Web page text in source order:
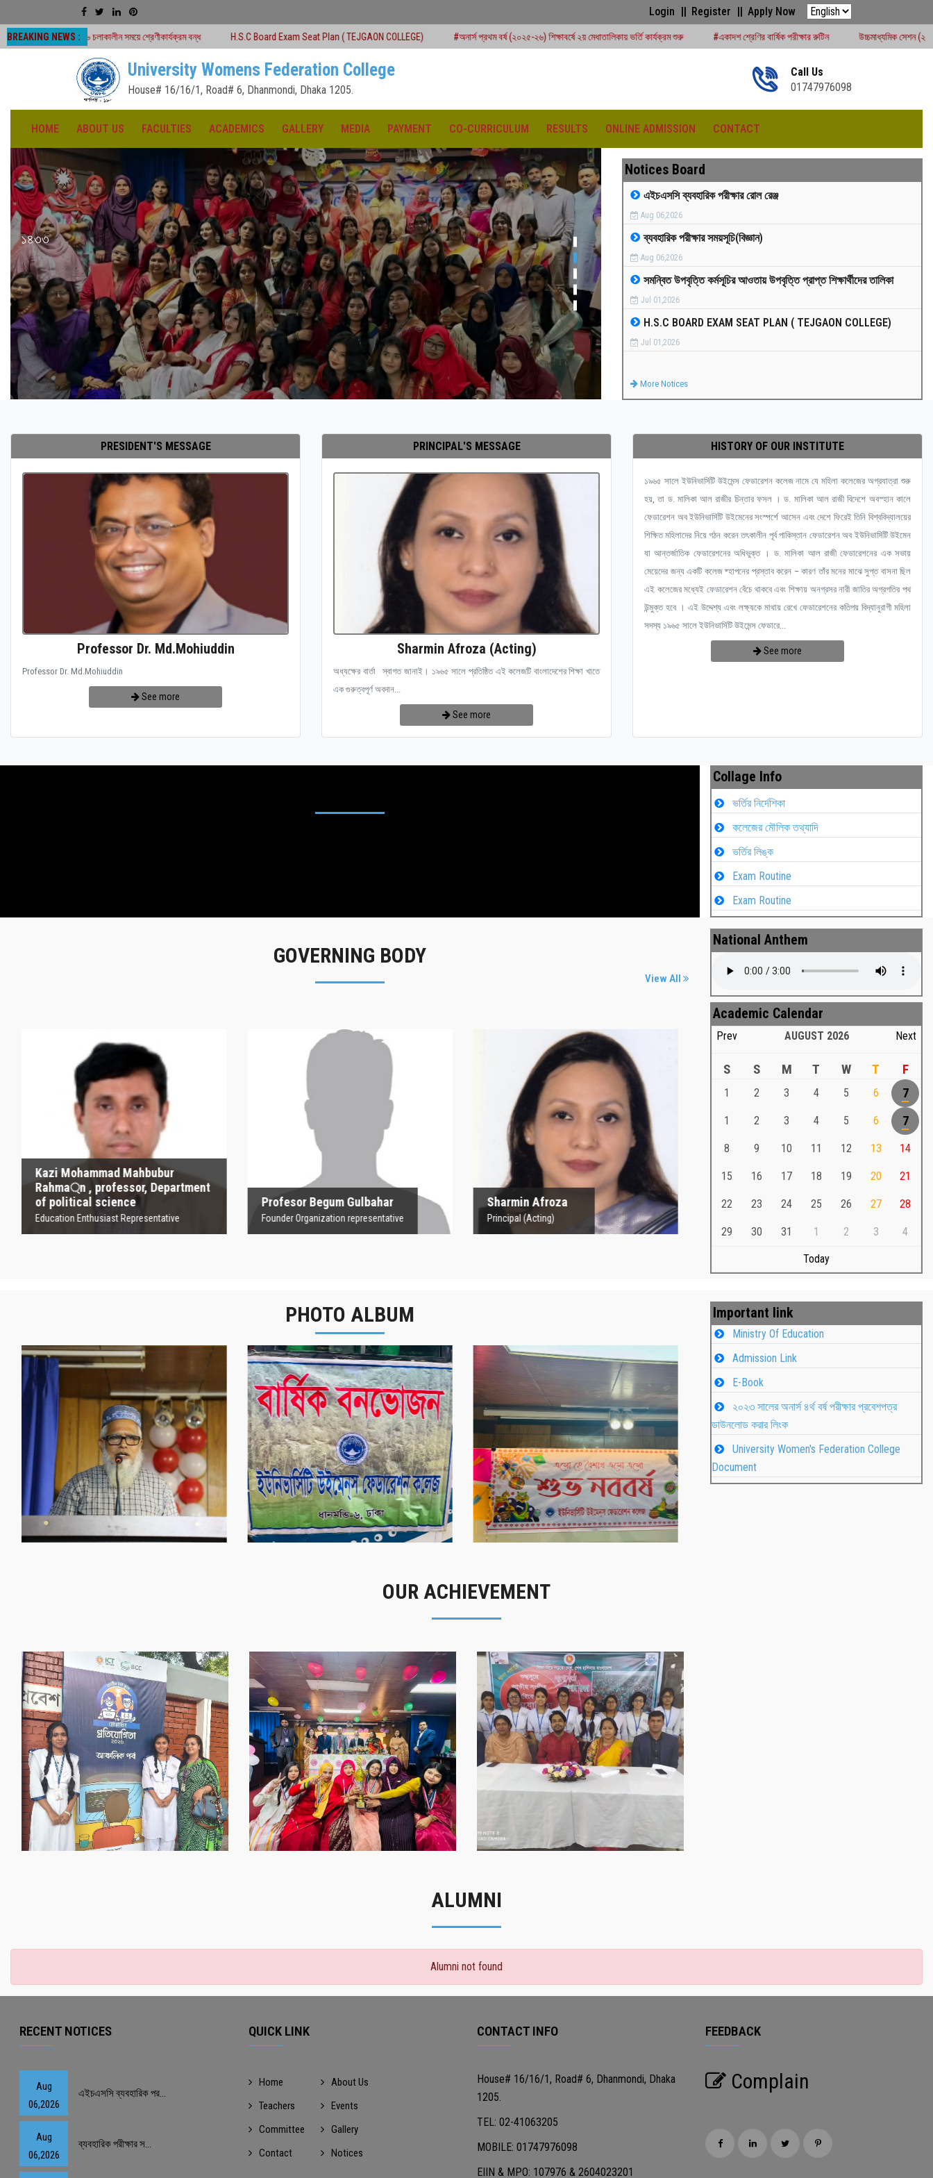
Login Register Apply Now
BREAKING NEWS :
চলাকালীন সময়ে শ্রেণীকার্যক্রম বন্ধ H.S.C Board Exam Seat Plan ( TEJGAON COLLEGE) #অনার্স প্রথম বর্ষ (২০২৫-২৬) শিক্ষাবর্ষে ২য় মেধাতালিকায় ভর্তি কার্যক্রম শুরু #একাদশ শ্রেণির বার্ষিক পরীক্ষার রুটিন উচ্চমাধ্যমিক সেশন (২০২৪-২৫) পরীক্ষার্থীদের
University Womens Federation College
House# 16/16/1, Road# 6, Dhanmondi, Dhaka 1205.
Call Us
01747976098
HOME ABOUT US FACULTIES ACADEMICS GALLERY MEDIA PAYMENT CO-CURRICULUM RESULTS ONLINE ADMISSION CONTACT
১৪৩৩ ক্রীড়া প্রতিযোগিতা -২০২৫
Notices Board
এইচএসসি ব্যবহারিক পরীক্ষার রোল রেঞ্জ
Aug 06,2026
ব্যবহারিক পরীক্ষার সময়সূচি(বিজ্ঞান)
Aug 06,2026
সমন্বিত উপবৃত্তি কর্মসূচির আওতায় উপবৃত্তি প্রাপ্ত শিক্ষার্থীদের তালিকা
Jul 01,2026
H.S.C BOARD EXAM SEAT PLAN ( TEJGAON COLLEGE)
Jul 01,2026
More Notices
PRESIDENT'S MESSAGE
Professor Dr. Md.Mohiuddin
Professor Dr. Md.Mohiuddin
See more
PRINCIPAL'S MESSAGE
Sharmin Afroza (Acting)
অধ্যক্ষের বার্তা স্বাগত জানাই। ১৯৬৫ সালে প্রতিষ্ঠিত এই কলেজটি বাংলাদেশের শিক্ষা খাতে
এক গুরুত্বপূর্ণ অবদান...
See more
HISTORY OF OUR INSTITUTE
১৯৬৫ সালে ইউনিভার্সিটি উইমেন্স ফেডারেশন কলেজ নামে যে মহিলা কলেজের অগ্রযাত্রা শুরু
হয়, তা ড. মালিকা আল রাজীর চিন্তার ফসল । ড. মালিকা আল রাজী বিদেশে অবস্হান কালে
ফেডারেশন অব ইউনিভার্সিটি উইমেনের সংস্পর্শে আসেন এবং দেশে ফিরেই তিনি বিশ্ববিদ্যালয়ের
শিক্ষিত মহিলাদের নিয়ে গঠন করেন তৎকালীন পূর্ব পাকিস্তান ফেডারেশন অব ইউনিভার্সিটি উইমেন
যা আন্তর্জাতিক ফেডারেশনের অধিভুক্ত । ড. মালিকা আল রাজী ফেডারেশনের এক সভায়
মেয়েদের জন্য একটি কলেজ ষ্হাপনের প্রস্তাব করেন – কারণ তাঁর মনের মাঝে সুপ্ত বাসনা ছিল
এই কলেজের মধ্যেই ফেডারেশন বেঁচে থাকবে এবং শিক্ষায় অনগ্রসর নারী জাতির অগ্রগতির পথ
উন্মুক্ত হবে । এই উদ্দেশ্য এবং লক্ষ্যকে মাথায় রেখে ফেডারেশনের কতিপয় বিদ্যানুরাগী মহিলা
সদস্য ১৯৬৫ সালে ইউনিভার্সিটি উইমেন্স ফেডারে...
See more
Collage Info
ভর্তির নির্দেশিকা
কলেজের মৌলিক তথ্যাদি
ভর্তির লিঙ্ক
Exam Routine
Exam Routine
GOVERNING BODY
View All
Kazi Mohammad Mahbubur
Rahma্‌n , professor, Department
of political science
Education Enthusiast Representative
Kazi Mohammad
Mahbubur Rahma্‌n ,
professor, Department
of political science
Education Enthusiast Representative
Profesor Begum Gulbahar
Founder Organization representative
Profesor Begum
Founder Organization representative
Sharmin Afroza
Principal (Acting)
Sharmin Afroza
Principal (Acting)
Md. Shafiullah Sarker
Md. Shafiullah Sarkar , Professor , Teacher
Teacher Representative
National Anthem
Academic Calendar
Prev AUGUST 2026 Next
S S M T W T F
1 2 3 4 5 6 7
1 2 3 4 5 6 7
8 9 10 11 12 13 14
15 16 17 18 19 20 21
22 23 24 25 26 27 28
29 30 31 1 2 3 4
Today
PHOTO ALBUM
নবীনবরণ - ২০২৫ বার্ষিক বনভোজন ২০২৫ বাংলা নববর্ষ ১৪৩২ উদযাপন
Important link
Ministry Of Education
Admission Link
E-Book
২০২৩ সালের অনার্স ৪র্থ বর্ষ পরীক্ষার প্রবেশপত্র
ডাউনলোড করার লিংক
University Women's Federation College
Document
OUR ACHIEVEMENT
‌গৌর‌বের অর্জন
‌গৌর‌বের অর্জন
গৌরবের মুহূর্ত
গৌরবের মুহূর্ত
সাফল্যের স্মৃতি
সাফল্যের স্মৃতি
ALUMNI
Alumni not found
RECENT NOTICES
Aug
06,2026
এইচএসসি ব্যবহারিক পর...
Aug
06,2026
ব্যবহারিক পরীক্ষার স...
QUICK LINK
Home
About Us
Teachers
Events
Committee
Gallery
Contact
Notices
CONTACT INFO
House# 16/16/1, Road# 6, Dhanmondi, Dhaka
1205.
TEL: 02-41063205
MOBILE: 01747976098
EIIN & MPO: 107976 & 2604023201
FEEDBACK
Complain